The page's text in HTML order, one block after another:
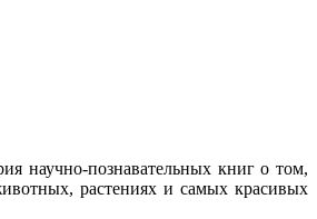
научно-познавательных книг о том,
растениях и самых красивых